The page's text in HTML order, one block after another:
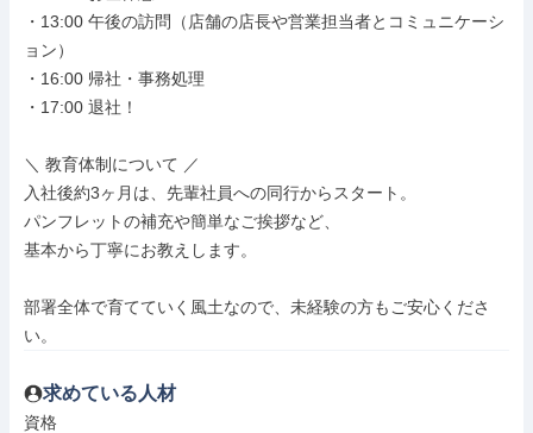
・13:00 午後の訪問（店舗の店長や営業担当者とコミュニケーシ
ョン）
・16:00 帰社・事務処理
・17:00 退社！
＼ 教育体制について ／
入社後約3ヶ月は、先輩社員への同行からスタート。
パンフレットの補充や簡単なご挨拶など、
基本から丁寧にお教えします。
部署全体で育てていく風土なので、未経験の方もご安心くださ
い。
求めている人材
資格